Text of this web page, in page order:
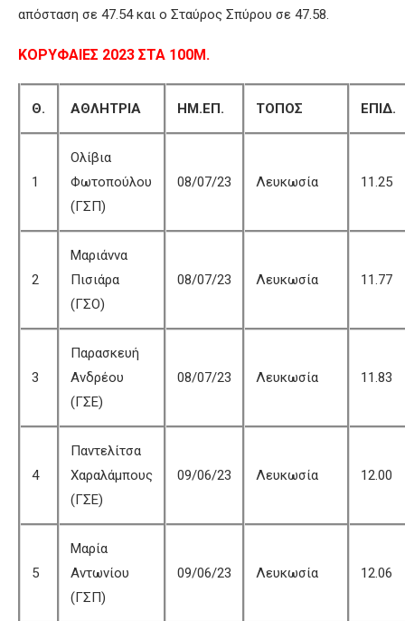
απόσταση σε 47.54 και ο Σταύρος Σπύρου σε 47.58.
ΚΟΡΥΦΑΙΕΣ 2023 ΣΤΑ 100Μ.
Θ. ΑΘΛΗΤΡΙΑ ΗΜ.ΕΠ. ΤΟΠΟΣ ΕΠΙΔ.
1
Ολίβια
Φωτοπούλου
(ΓΣΠ)
08/07/23 Λευκωσία 11.25
2
Μαριάννα
Πισιάρα
(ΓΣΟ)
08/07/23 Λευκωσία 11.77
3
Παρασκευή
Ανδρέου
(ΓΣΕ)
08/07/23 Λευκωσία 11.83
4
Παντελίτσα
Χαραλάμπους
(ΓΣΕ)
09/06/23 Λευκωσία 12.00
5
Μαρία
Αντωνίου
(ΓΣΠ)
09/06/23 Λευκωσία 12.06